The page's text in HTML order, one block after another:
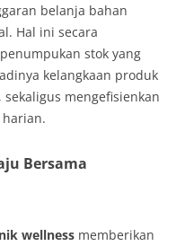
belanja bahan
Hal ini secara
stok yang
kelangkaan produk
sekaligus mengefisienkan
Bersama
wellness memberikan